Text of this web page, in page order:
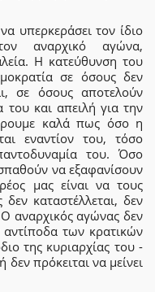
υπερκεράσει τον ίδιο
αναρχικό αγώνα,
Η κατεύθυνση του
σε όσους δεν
σε όσους αποτελούν
του και απειλή για την
καλά πως όσο η
εναντίον του, τόσο
του. Όσο
να εξαφανίσουν
μας είναι να τους
καταστέλλεται, δεν
Ο αναρχικός αγώνας δεν
των κρατικών
της κυριαρχίας του -
πρόκειται να μείνει